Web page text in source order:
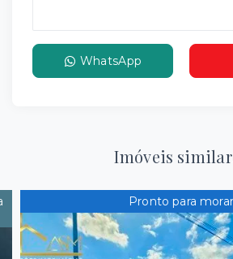
WhatsApp
Imóveis
Pronto para morar